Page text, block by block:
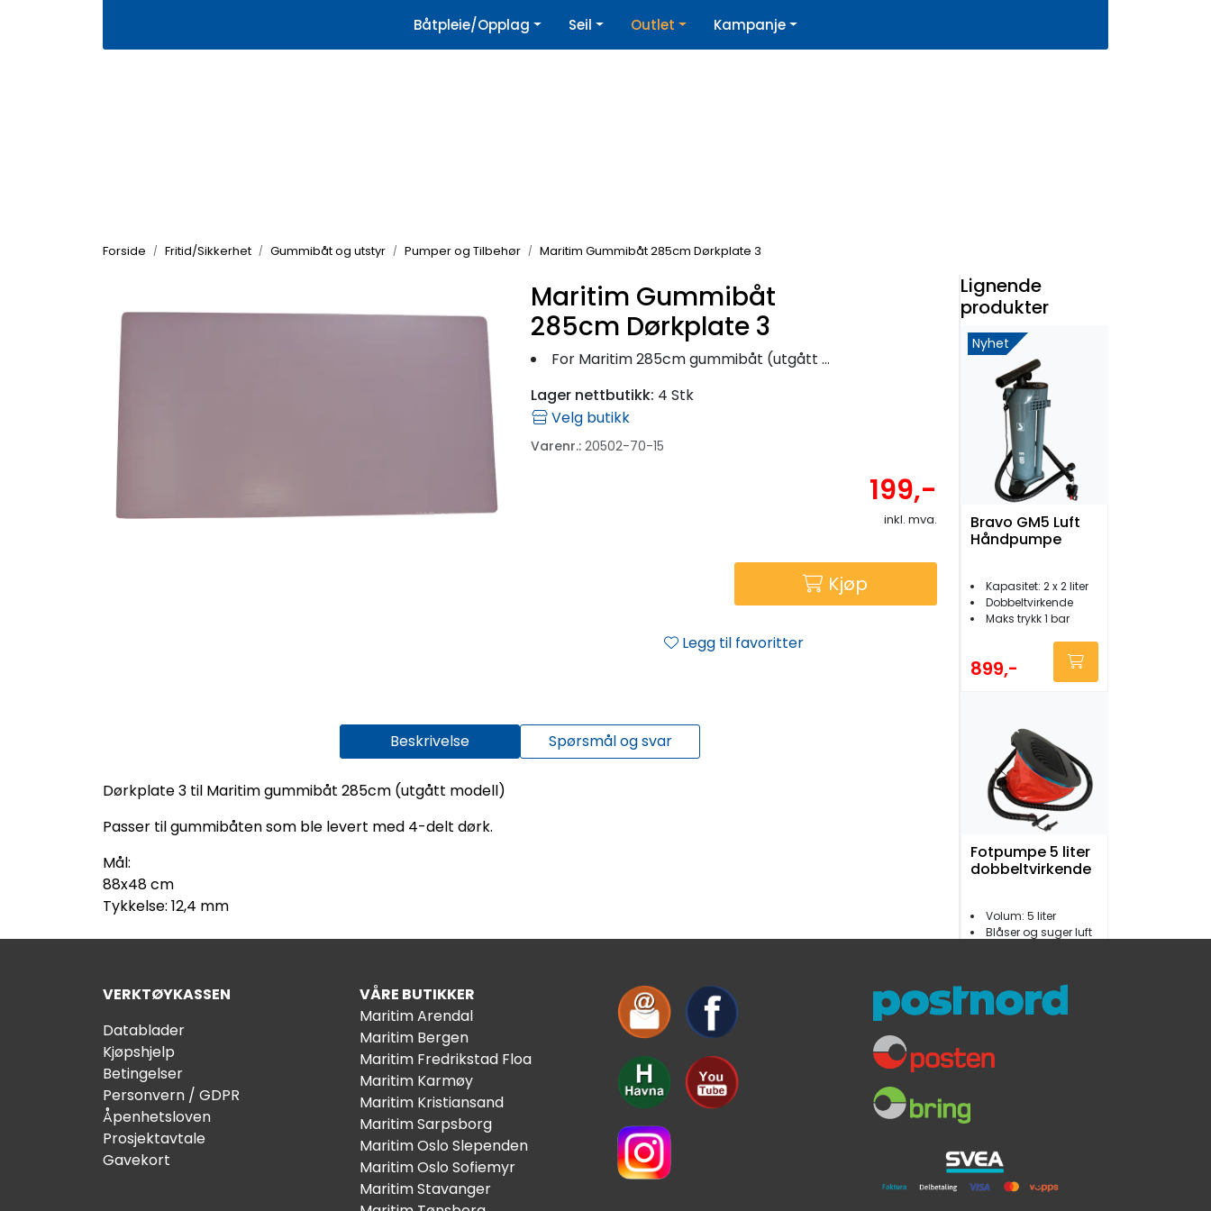
Kjøpshjelp | Nyhetsbrev
Båtpleie/Opplag Seil Outlet Kampanje
Forside Fritid/Sikkerhet Gummibåt og utstyr Pumper og Tilbehør Maritim Gummibåt 285cm Dørkplate 3
Maritim Gummibåt
285cm Dørkplate 3
For Maritim 285cm gummibåt (utgått modell)
Lager nettbutikk: 4 Stk
Velg butikk
Varenr.: 20502-70-15
199,-
inkl. mva.
Kjøp
Legg til favoritter
Beskrivelse Spørsmål og svar
Dørkplate 3 til Maritim gummibåt 285cm (utgått modell)
Passer til gummibåten som ble levert med 4-delt dørk.
Mål:
88x48 cm
Tykkelse: 12,4 mm
Lignende
produkter
Nyhet
Bravo GM5 Luft
Håndpumpe
Kapasitet: 2 x 2 liter
Dobbeltvirkende
Maks trykk 1 bar
899,-
Fotpumpe 5 liter
dobbeltvirkende
Volum: 5 liter
Blåser og suger luft
369,-
Maritim
VERKTØYKASSEN
Datablader
Kjøpshjelp
Betingelser
Personvern / GDPR
Åpenhetsloven
Prosjektavtale
Gavekort
VÅRE BUTIKKER
Maritim Arendal
Maritim Bergen
Maritim Fredrikstad Floa
Maritim Karmøy
Maritim Kristiansand
Maritim Sarpsborg
Maritim Oslo Slependen
Maritim Oslo Sofiemyr
Maritim Stavanger